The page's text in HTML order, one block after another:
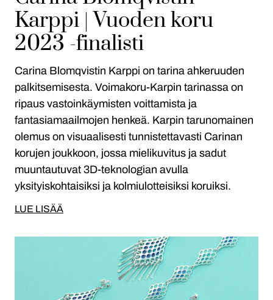
Karppi | Vuoden koru
2023 -finalisti
Carina Blomqvistin Karppi on tarina ahkeruuden
palkitsemisesta. Voimakoru-Karpin tarinassa on
ripaus vastoinkäymisten voittamista ja
fantasiamaailmojen henkeä. Karpin tarunomainen
olemus on visuaalisesti tunnistettavasti Carinan
korujen joukkoon, jossa mielikuvitus ja sadut
muuntautuvat 3D-teknologian avulla
yksityiskohtaisiksi ja kolmiulotteisiksi koruiksi.
LUE LISÄÄ